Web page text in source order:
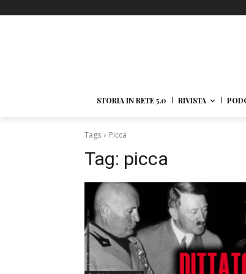
STORIA IN RETE 5.0 RIVISTA
Tags Picca
Tag: picca